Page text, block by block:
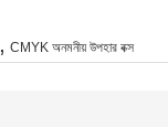
, CMYK অনমনীয় উপহার বক্স